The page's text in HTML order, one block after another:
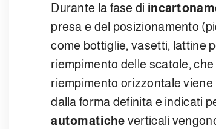
Durante la fase di
presa e del posizionamento
come bottiglie, vasetti, lattine
riempimento delle scatole,
riempimento orizzontale
dalla forma definita e indicati
automatiche verticali